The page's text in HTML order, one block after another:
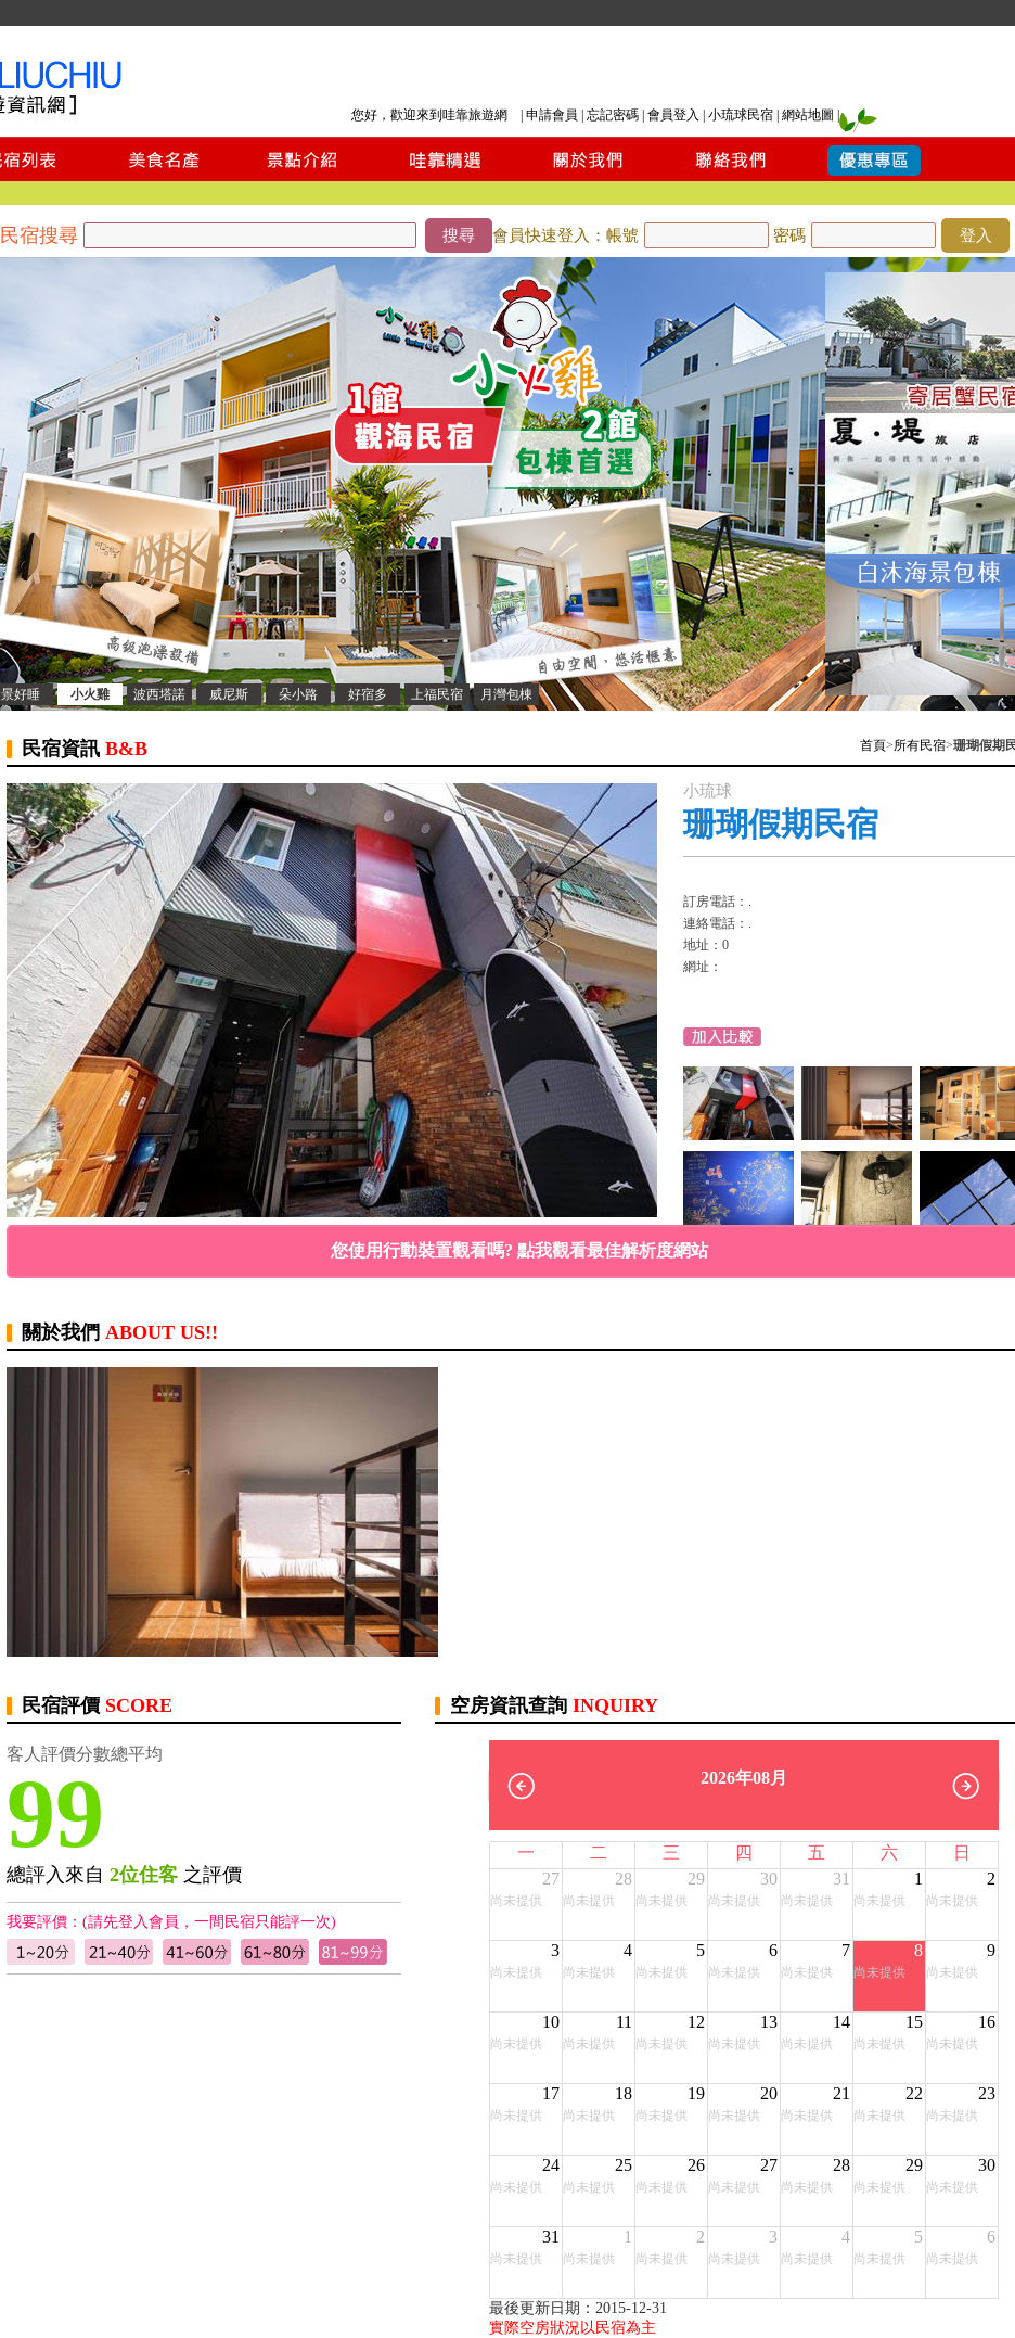
您好，歡迎來到哇靠旅遊網 | 申請會員 忘記密碼 會員登入 小琉球民宿 網站地圖
景好睡 小火雞 波西塔諾 威尼斯 朵小路 好宿多 上福民宿 月灣包棟
民宿搜尋 搜尋 會員快速登入：帳號 密碼 登入
民宿資訊 B&B 首頁>所有民宿>珊瑚假期
小琉球
珊瑚假期民宿
訂房電話：.
連絡電話：.
地址：0
網址：
您使用行動裝置觀看嗎? 點我觀看最佳解析度網站
關於我們 ABOUT US!!
民宿評價 SCORE
客人評價分數總平均
99
總評入來自 2位住客 之評價
我要評價：(請先登入會員，一間民宿只能評一次)
空房資訊查詢 INQUIRY
2026年08月
一 二 三 四 五 六
日
27
尚未提供
28
尚未提供
29
尚未提供
30
尚未提供
31
尚未提供
1
尚未提供
2
尚未提供
3
尚未提供
4
尚未提供
5
尚未提供
6
尚未提供
7
尚未提供
8
尚未提供
9
尚未提供
10
尚未提供
11
尚未提供
12
尚未提供
13
尚未提供
14
尚未提供
15
尚未提供
16
尚未提供
17
尚未提供
18
尚未提供
19
尚未提供
20
尚未提供
21
尚未提供
22
尚未提供
23
尚未提供
24
尚未提供
25
尚未提供
26
尚未提供
27
尚未提供
28
尚未提供
29
尚未提供
30
尚未提供
31
尚未提供
1
尚未提供
2
尚未提供
3
尚未提供
4
尚未提供
5
尚未提供
6
尚未提供
最後更新日期：2015-12-31
實際空房狀況以民宿為主